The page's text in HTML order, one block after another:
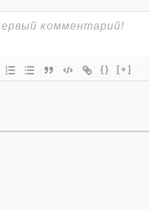
{} [+]